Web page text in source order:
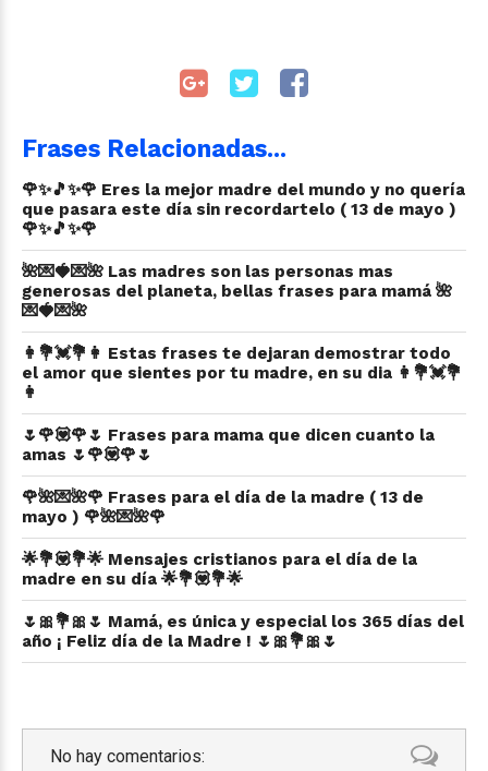
Frases Relacionadas...
🌹✨🎵✨🌹 Eres la mejor madre del mundo y no quería
que pasara este día sin recordartelo ( 13 de mayo )
🌹✨🎵✨🌹
🌺💌🍓💌🌺 Las madres son las personas mas
generosas del planeta, bellas frases para mamá 🌺
💌🍓💌🌺
👩💐💓💐👩 Estas frases te dejaran demostrar todo
el amor que sientes por tu madre, en su dia 👩💐💓💐
👩
🌷🌹💟🌹🌷 Frases para mama que dicen cuanto la
amas 🌷🌹💟🌹🌷
🌹🌺💌🌺🌹 Frases para el día de la madre ( 13 de
mayo ) 🌹🌺💌🌺🌹
🌟💐💟💐🌟 Mensajes cristianos para el día de la
madre en su día 🌟💐💟💐🌟
🌷🎀💐🎀🌷 Mamá, es única y especial los 365 días del
año ¡ Feliz día de la Madre ! 🌷🎀💐🎀🌷
No hay comentarios: